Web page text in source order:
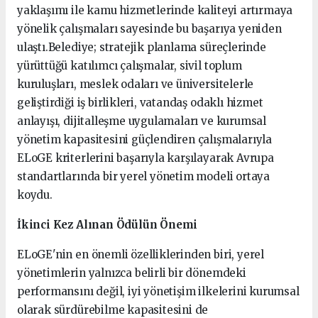
yaklaşımı ile kamu hizmetlerinde kaliteyi artırmaya
yönelik çalışmaları sayesinde bu başarıya yeniden
ulaştı.Belediye; stratejik planlama süreçlerinde
yürüttüğü katılımcı çalışmalar, sivil toplum
kuruluşları, meslek odaları ve üniversitelerle
geliştirdiği iş birlikleri, vatandaş odaklı hizmet
anlayışı, dijitalleşme uygulamaları ve kurumsal
yönetim kapasitesini güçlendiren çalışmalarıyla
ELoGE kriterlerini başarıyla karşılayarak Avrupa
standartlarında bir yerel yönetim modeli ortaya
koydu.
İkinci Kez Alınan Ödülün Önemi
ELoGE'nin en önemli özelliklerinden biri, yerel
yönetimlerin yalnızca belirli bir dönemdeki
performansını değil, iyi yönetişim ilkelerini kurumsal
olarak sürdürebilme kapasitesini de